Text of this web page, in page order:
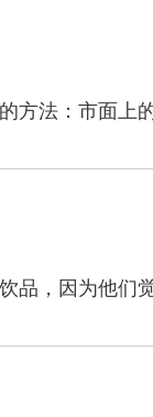
方法：市面上
品，因为他们